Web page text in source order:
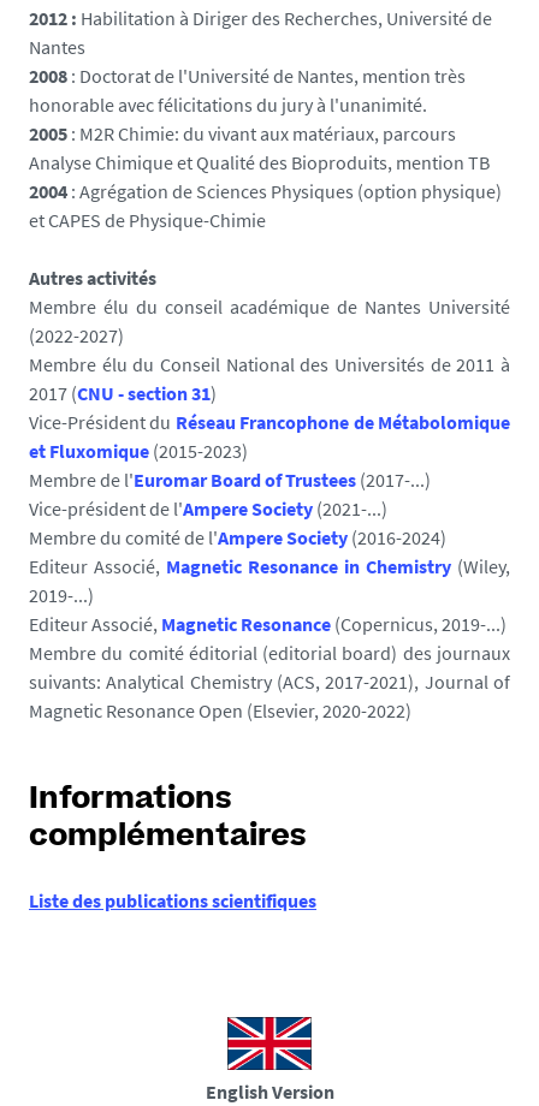
2012 : Habilitation à Diriger des Recherches, Université de
Nantes
2008 : Doctorat de l'Université de Nantes, mention très
honorable avec félicitations du jury à l'unanimité.
2005 : M2R Chimie: du vivant aux matériaux, parcours
Analyse Chimique et Qualité des Bioproduits, mention TB
2004 : Agrégation de Sciences Physiques (option physique)
et CAPES de Physique-Chimie
Autres activités
Membre élu du conseil académique de Nantes Université
(2022-2027)
Membre élu du Conseil National des Universités de 2011 à
2017 (CNU - section 31)
Vice-Président du Réseau Francophone de Métabolomique
et Fluxomique (2015-2023)
Membre de l'Euromar Board of Trustees (2017-...)
Vice-président de l'Ampere Society (2021-...)
Membre du comité de l'Ampere Society (2016-2024)
Editeur Associé, Magnetic Resonance in Chemistry (Wiley,
2019-...)
Editeur Associé, Magnetic Resonance (Copernicus, 2019-...)
Membre du comité éditorial (editorial board) des journaux
suivants: Analytical Chemistry (ACS, 2017-2021), Journal of
Magnetic Resonance Open (Elsevier, 2020-2022)
Informations
complémentaires
Liste des publications scientifiques
English Version